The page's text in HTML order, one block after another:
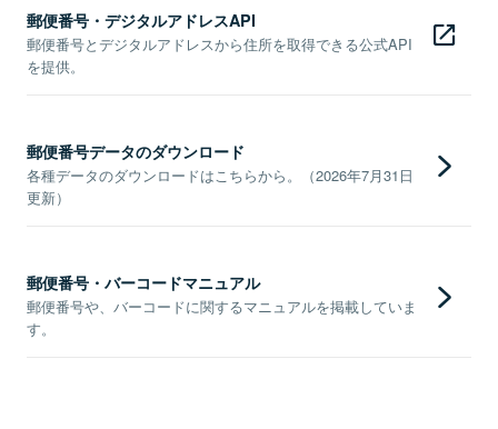
郵便番号・デジタルアドレスAPI
郵便番号とデジタルアドレスから住所を取得できる公式API
を提供。
郵便番号データのダウンロード
各種データのダウンロードはこちらから。（2026年7月31日
更新）
郵便番号・バーコードマニュアル
郵便番号や、バーコードに関するマニュアルを掲載していま
す。